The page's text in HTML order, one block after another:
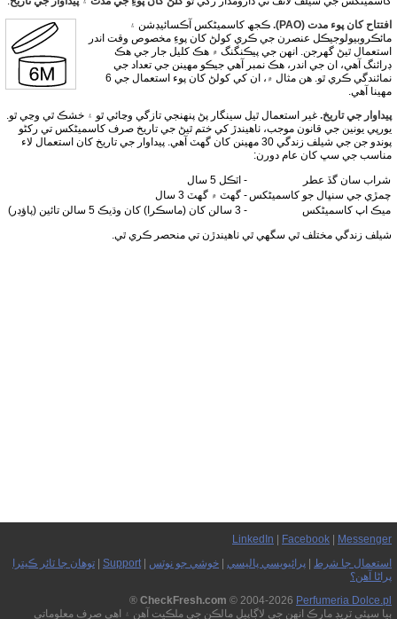
افتتاح کان پوء مدت (PAO).
ڪجھ کاسمیٹکس آڪسائيڊشن ۽
مائڪروبيولوجيڪل عنصرن جي ڪري کولڻ کان پوءِ مخصوص وقت اندر
استعمال ٿيڻ گهرجن. انهن جي پيڪنگنگ ۾ هڪ کليل جار جي هڪ
ڊرائنگ آهي، ان جي اندر، هڪ نمبر آهي جيڪو مهينن جي تعداد جي
نمائندگي ڪري ٿو. هن مثال ۾، ان کي کولڻ کان پوء استعمال جي 6
مهينا آهي.
پيداوار جي تاريخ. غير استعمال ٿيل سينگار پڻ پنهنجي تازگي وڃائي ٿو ۽ خشڪ ٿي وڃي ٿو.
يورپي يونين جي قانون موجب، ٺاهيندڙ کي ختم ٿيڻ جي تاريخ صرف کاسمیٹکس تي رکڻو
پوندو جن جي شيلف زندگي 30 مهينن کان گهٽ آهي. پيداوار جي تاريخ کان استعمال لاء
مناسب جي سڀ کان عام دورن:
شراب سان گڏ عطر
- اٽڪل 5 سال
چمڙي جي سنڀال جو کاسمیٹکس- گهٽ ۾ گهٽ 3 سال
ميڪ اپ کاسمیٹکس
- 3 سالن کان (ماسڪرا) کان وڌيڪ 5 سالن تائين (پاؤڊر)
شيلف زندگي مختلف ٿي سگهي ٿي ٺاهيندڙن تي منحصر ڪري ٿي.
LinkedIn Facebook
Messenger
استعمال جا شرط
پرائيويسي پاليسي خوشي جو نوٽس |
Support
توهان جا ٽائر ڪيترا
پراڻا آهن؟
CheckFresh.com © 2004-2026 Perfumeria Dolce.pl
®
ٻيا سڀئي ٽريڊ مارڪ انهن جي لاڳاپيل مالڪن جي ملڪيت آهن ۽ اهي صرف معلوماتي